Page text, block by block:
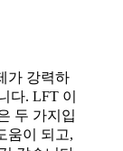
가 강력하
다. LFT 이
두 가지입
움이 되고,